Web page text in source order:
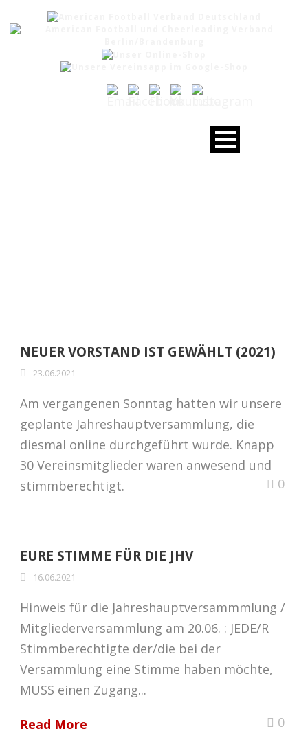
NEUER VORSTAND IST GEWÄHLT (2021)
23.06.2021
Am vergangenen Sonntag hatten wir unsere
geplante Jahreshauptversammlung, die
diesmal online durchgeführt wurde. Knapp
30 Vereinsmitglieder waren anwesend und
stimmberechtigt.
0
EURE STIMME FÜR DIE JHV
16.06.2021
Hinweis für die Jahreshauptversammmlung /
Mitgliederversammlung am 20.06. : JEDE/R
Stimmberechtigte der/die bei der
Versammlung eine Stimme haben möchte,
MUSS einen Zugang...
Read More 0